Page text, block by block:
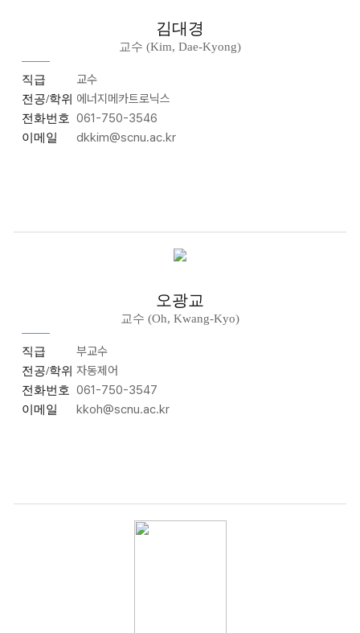
김대경
교수 (Kim, Dae-Kyong)
직급 교수
전공/학위 에너지메카트로닉스
전화번호 061-750-3546
이메일 dkkim@scnu.ac.kr
오광교
교수 (Oh, Kwang-Kyo)
직급 부교수
전공/학위 자동제어
전화번호 061-750-3547
이메일 kkoh@scnu.ac.kr